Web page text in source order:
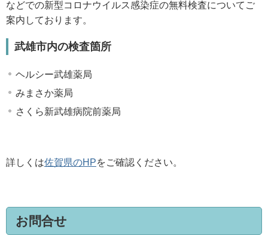
などでの新型コロナウイルス感染症の無料検査についてご
案内しております。
武雄市内の検査箇所
ヘルシー武雄薬局
みまさか薬局
さくら新武雄病院前薬局
詳しくは佐賀県のHPをご確認ください。
お問合せ